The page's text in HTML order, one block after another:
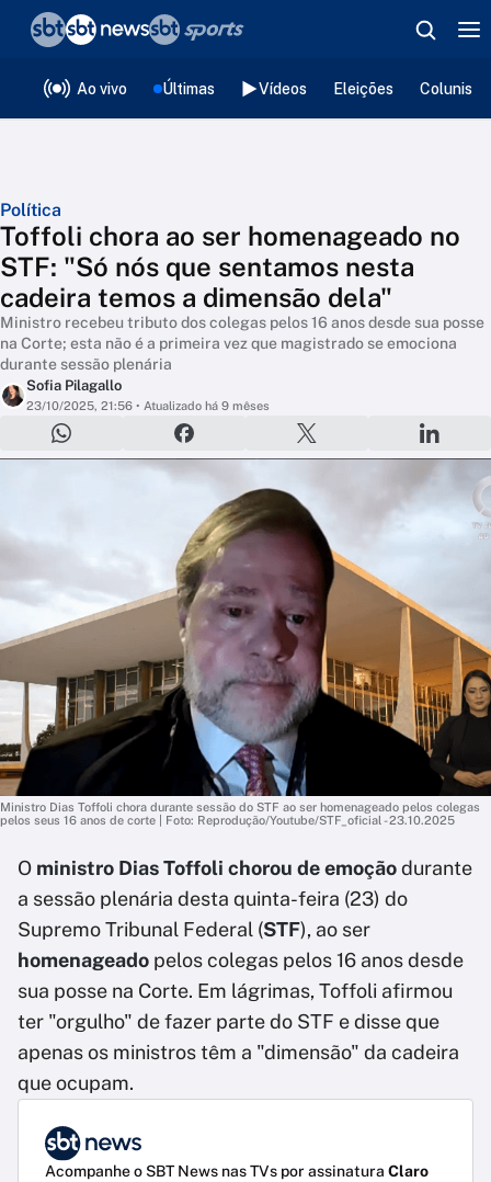
Ao vivo Últimas Vídeos Eleições
Política
Toffoli chora ao ser homenageado no
STF: "Só nós que sentamos nesta
cadeira temos a dimensão dela"
Ministro recebeu tributo dos colegas pelos 16 anos desde sua posse
na Corte; esta não é a primeira vez que magistrado se emociona
durante sessão plenária
Sofia Pilagallo
23/10/2025, 21:56 • Atualizado há 9 mêses
Ministro Dias Toffoli chora durante sessão do STF ao ser homenageado pelos colegas
pelos seus 16 anos de corte | Foto: Reprodução/Youtube/STF_oficial - 23.10.2025
O ministro Dias Toffoli chorou de emoçãodurante
a sessão plenária desta quinta-feira (23) do
Supremo Tribunal Federal (STF), ao ser
homenageado pelos colegas pelos 16 anos desde
sua posse na Corte. Em lágrimas, Toffoli afirmou
ter "orgulho" de fazer parte do STF e disse que
apenas os ministros têm a "dimensão" da cadeira
que ocupam.
Acompanhe o SBT News nas TVs por assinatura Claro
❮voltar
Editorias